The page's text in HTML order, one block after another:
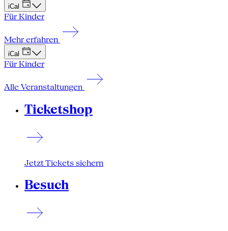
iCal
Für Kinder
Mehr erfahren
iCal
Für Kinder
Alle Veranstaltungen
Ticketshop
Jetzt Tickets sichern
Besuch